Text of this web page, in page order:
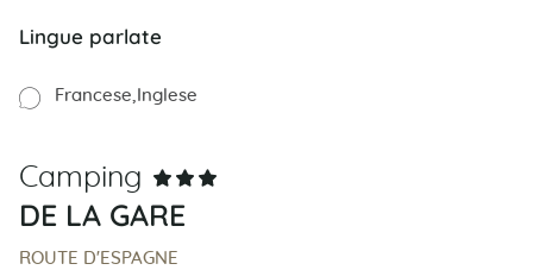
Lingue parlate
Francese Inglese
Camping
DE LA GARE
ROUTE D'ESPAGNE